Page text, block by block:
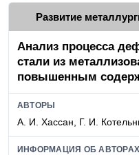
Развитие
Анализ процесса
стали из
повышенным
АВТОРЫ
А. И. Хассан, Г. И.
ИНФОРМАЦИЯ ОБ АВТОРАХ